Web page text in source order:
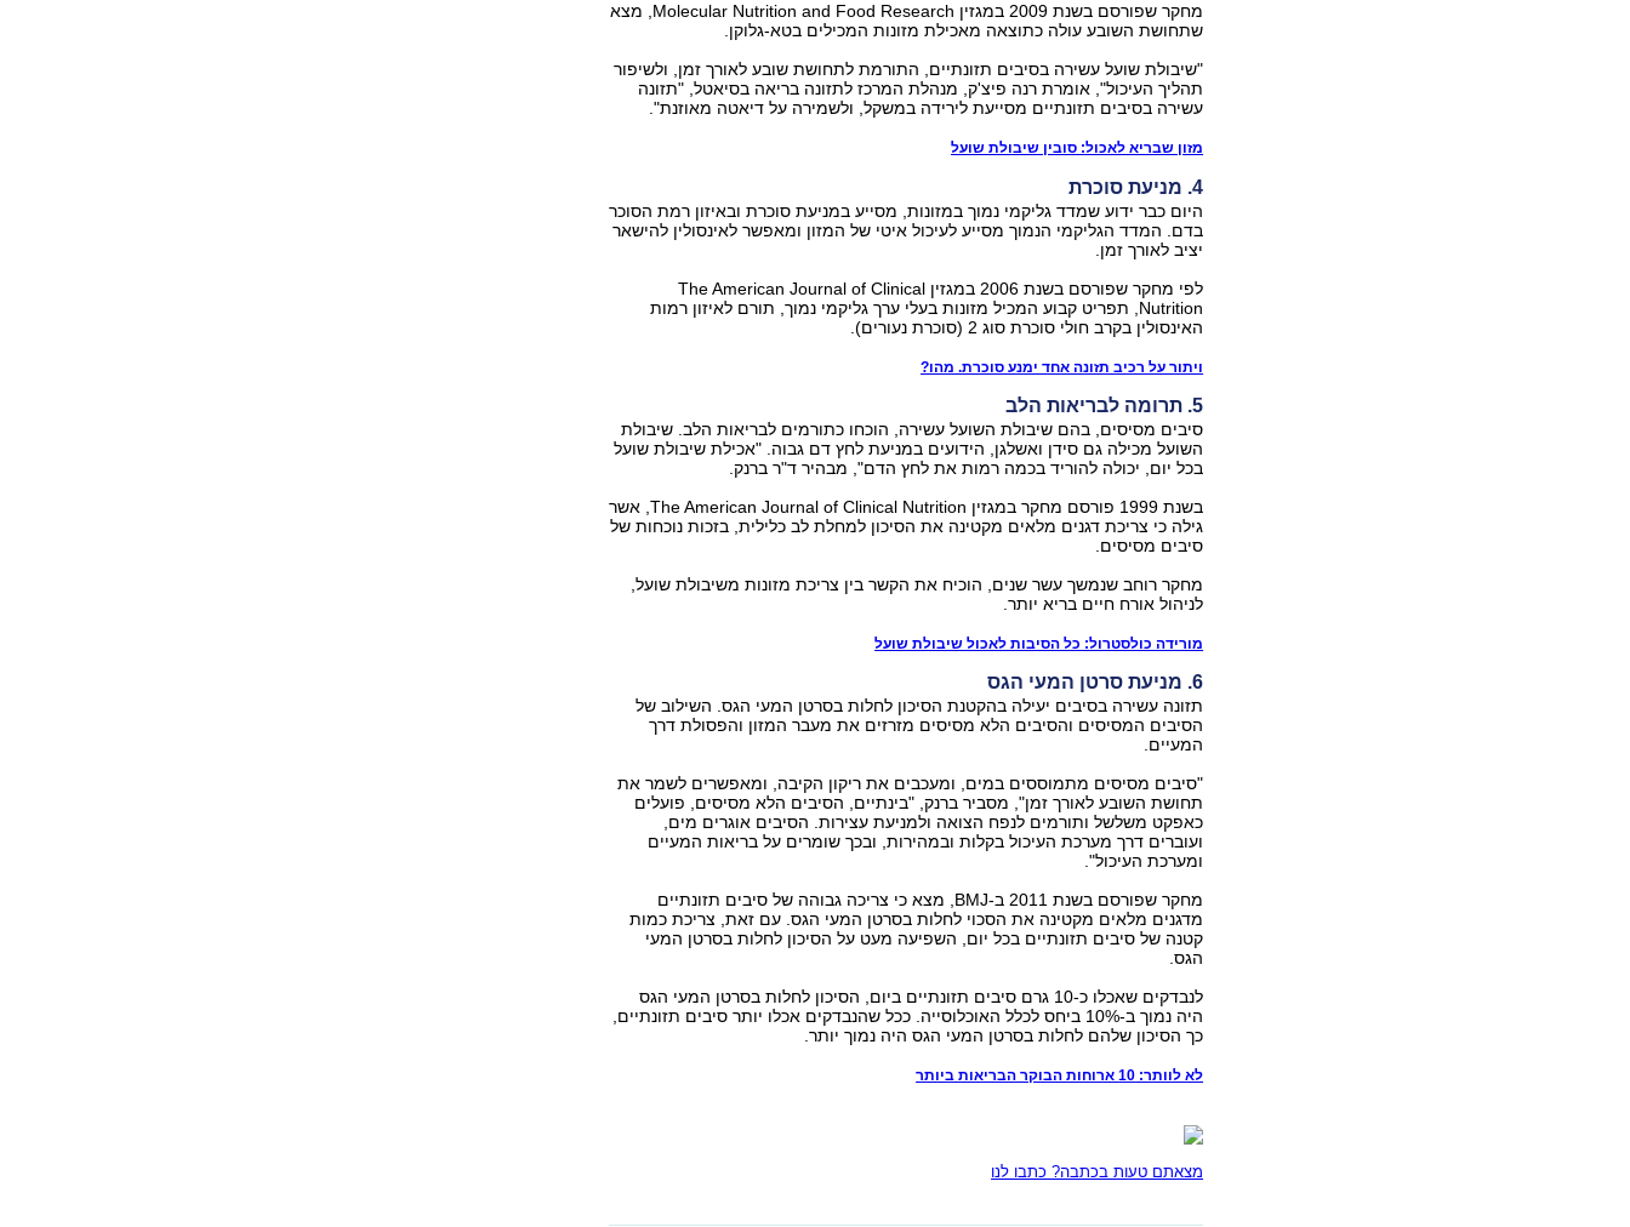
מחקר שפורסם בשנת 2009 במגזין Molecular Nutrition and Food Research, מצא
שתחושת השובע עולה כתוצאה מאכילת מזונות המכילים בטא-גלוקן.
"שיבולת שועל עשירה בסיבים תזונתיים, התורמת לתחושת שובע לאורך זמן, ולשיפור
תהליך העיכול", אומרת רנה פיצ'ק, מנהלת המרכז לתזונה בריאה בסיאטל, "תזונה
עשירה בסיבים תזונתיים מסייעת לירידה במשקל, ולשמירה על דיאטה מאוזנת".
מזון שבריא לאכול: סובין שיבולת שועל
4. מניעת סוכרת
היום כבר ידוע שמדד גליקמי נמוך במזונות, מסייע במניעת סוכרת ובאיזון רמת הסוכר
בדם. המדד הגליקמי הנמוך מסייע לעיכול איטי של המזון ומאפשר לאינסולין להישאר
יציב לאורך זמן.
לפי מחקר שפורסם בשנת 2006 במגזין The American Journal of Clinical
Nutrition, תפריט קבוע המכיל מזונות בעלי ערך גליקמי נמוך, תורם לאיזון רמות
האינסולין בקרב חולי סוכרת סוג 2 (סוכרת נעורים).
ויתור על רכיב תזונה אחד ימנע סוכרת. מהו?
5. תרומה לבריאות הלב
סיבים מסיסים, בהם שיבולת השועל עשירה, הוכחו כתורמים לבריאות הלב. שיבולת
השועל מכילה גם סידן ואשלגן, הידועים במניעת לחץ דם גבוה. "אכילת שיבולת שועל
בכל יום, יכולה להוריד בכמה רמות את לחץ הדם", מבהיר ד"ר ברנק.
בשנת 1999 פורסם מחקר במגזין The American Journal of Clinical Nutrition, אשר
גילה כי צריכת דגנים מלאים מקטינה את הסיכון למחלת לב כלילית, בזכות נוכחות של
סיבים מסיסים.
מחקר רוחב שנמשך עשר שנים, הוכיח את הקשר בין צריכת מזונות משיבולת שועל,
לניהול אורח חיים בריא יותר.
מורידה כולסטרול: כל הסיבות לאכול שיבולת שועל
6. מניעת סרטן המעי הגס
תזונה עשירה בסיבים יעילה בהקטנת הסיכון לחלות בסרטן המעי הגס. השילוב של
הסיבים המסיסים והסיבים הלא מסיסים מזרזים את מעבר המזון והפסולת דרך
המעיים.
"סיבים מסיסים מתמוססים במים, ומעכבים את ריקון הקיבה, ומאפשרים לשמר את
תחושת השובע לאורך זמן", מסביר ברנק, "בינתיים, הסיבים הלא מסיסים, פועלים
כאפקט משלשל ותורמים לנפח הצואה ולמניעת עצירות. הסיבים אוגרים מים,
ועוברים דרך מערכת העיכול בקלות ובמהירות, ובכך שומרים על בריאות המעיים
ומערכת העיכול".
מחקר שפורסם בשנת 2011 ב-BMJ, מצא כי צריכה גבוהה של סיבים תזונתיים
מדגנים מלאים מקטינה את הסכוי לחלות בסרטן המעי הגס. עם זאת, צריכת כמות
קטנה של סיבים תזונתיים בכל יום, השפיעה מעט על הסיכון לחלות בסרטן המעי
הגס.
לנבדקים שאכלו כ-10 גרם סיבים תזונתיים ביום, הסיכון לחלות בסרטן המעי הגס
היה נמוך ב-10% ביחס לכלל האוכלוסייה. ככל שהנבדקים אכלו יותר סיבים תזונתיים,
כך הסיכון שלהם לחלות בסרטן המעי הגס היה נמוך יותר.
לא לוותר: 10 ארוחות הבוקר הבריאות ביותר
מצאתם טעות בכתבה? כתבו לנו